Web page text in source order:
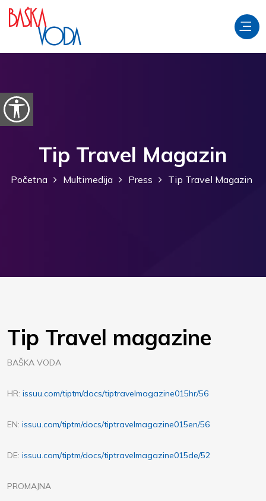
Preskoči na sadržaj
Prikaži postavke pristupačnosti
Tip Travel Magazin
Početna Multimedija Press Tip Travel Magazin
Tip Travel magazine
BAŠKA VODA
HR: issuu.com/tiptm/docs/tiptravelmagazine015hr/56
EN: issuu.com/tiptm/docs/tiptravelmagazine015en/56
DE: issuu.com/tiptm/docs/tiptravelmagazine015de/52
PROMAJNA